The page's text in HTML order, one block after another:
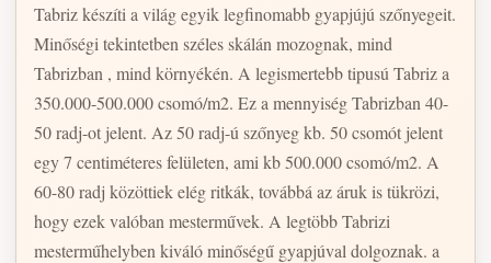
Tabriz készíti a világ egyik legfinomabb gyapjújú szőnyegeit.
Minőségi tekintetben széles skálán mozognak, mind
Tabrizban , mind környékén. A legismertebb tipusú Tabriz a
350.000-500.000 csomó/m2. Ez a mennyiség Tabrizban 40-
50 radj-ot jelent. Az 50 radj-ú szőnyeg kb. 50 csomót jelent
egy 7 centiméteres felületen, ami kb 500.000 csomó/m2. A
60-80 radj közöttiek elég ritkák, továbbá az áruk is tükrözi,
hogy ezek valóban mesterművek. A legtöbb Tabrizi
mesterműhelyben kiváló minőségű gyapjúval dolgoznak. a